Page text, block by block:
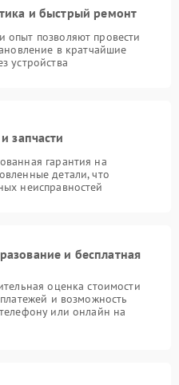
и быстрый ремонт
позволяют провести
в кратчайшие
устройства
запчасти
гарантия на
детали, что
неисправностей
и бесплатная
оценка стоимости
и возможность
или онлайн на